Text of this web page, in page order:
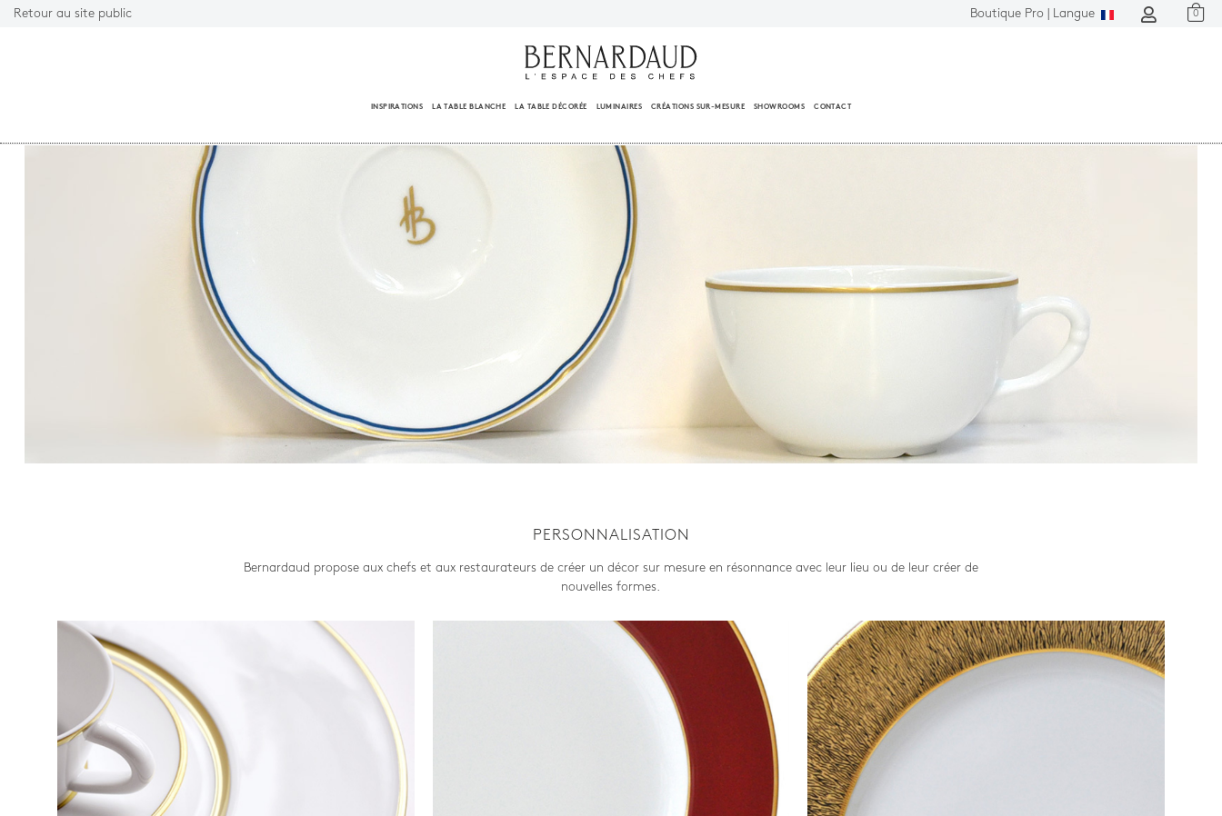
Retour au site public Boutique Pro | Langue 0
INSPIRATIONS LA TABLE BLANCHE LA TABLE DÉCORÉE LUMINAIRES CRÉATIONS SUR-MESURE SHOWROOMS CONTACT
PERSONNALISATION
Bernardaud propose aux chefs et aux restaurateurs de créer un décor sur mesure en résonnance avec leur lieu ou de leur créer de
nouvelles formes.